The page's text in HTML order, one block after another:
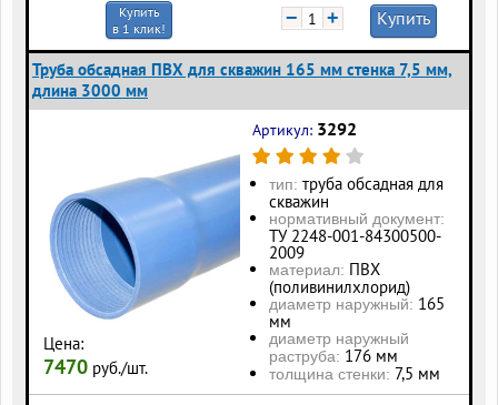
Купить
в 1 клик!
− + Купить
Труба обсадная ПВХ для скважин 165 мм стенка 7,5 мм,
длина 3000 мм
Цена:
7470 руб./шт.
Артикул: 3292
тип: труба обсадная для
скважин
нормативный документ:
ТУ 2248-001-84300500-
2009
материал: ПВХ
(поливинилхлорид)
диаметр наружный: 165
мм
диаметр наружный
раструба: 176 мм
толщина стенки: 7,5 мм